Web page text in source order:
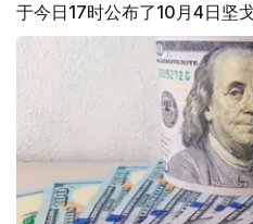
于今日17时公布了10月4日坚